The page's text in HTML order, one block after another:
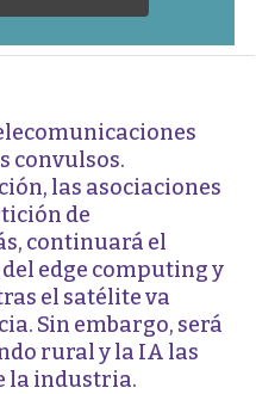
convulsos.
las asociaciones
de
continuará el
del edge computing y
el satélite va
Sin embargo, será
rural y la IA las
la industria.